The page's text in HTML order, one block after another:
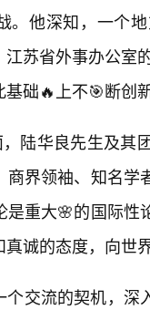
。他深知，一个
苏省外事办公室
础🔥上不🎯断创
，陆华良先生及
商界领袖、知名
是重大🌸的国际
诚的态度，向世
个交流的契机，深